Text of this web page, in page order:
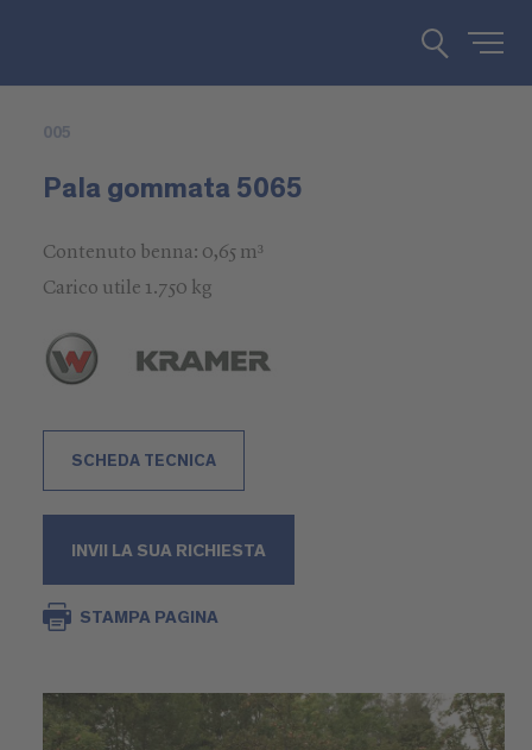
005
Pala gommata 5065
Contenuto benna: 0,65 m³
Carico utile 1.750 kg
SCHEDA TECNICA
INVII LA SUA RICHIESTA
STAMPA PAGINA